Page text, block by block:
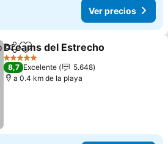
Ver precios
CompartirAgregar a favoritos
Dreams del Estrecho
5 Estrellas
8,7 Excelente
5.648
a 0.4 km de la playa